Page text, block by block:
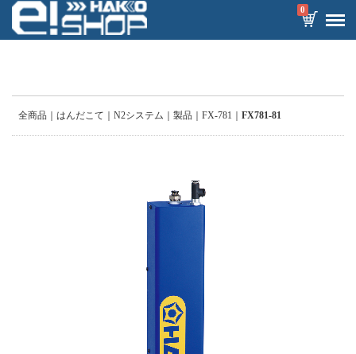
0
全商品 はんだこて N2システム 製品 FX-781 FX781-81